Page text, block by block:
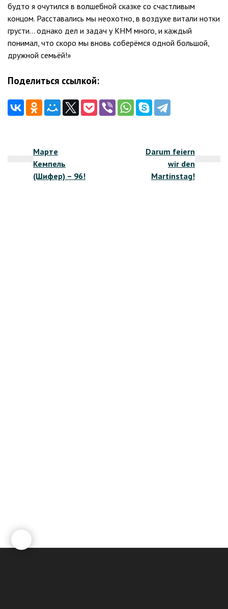
будто я очутился в волшебной сказке со счастливым
концом. Расставались мы неохотно, в воздухе витали нотки
грусти… однако дел и задач у КНМ много, и каждый
понимал, что скоро мы вновь соберёмся одной большой,
дружной семьёй!»
Поделиться ссылкой:
записям
Марте
Кемпель
(Шифер) – 96!
Darum feiern
wir den
Martinstag!